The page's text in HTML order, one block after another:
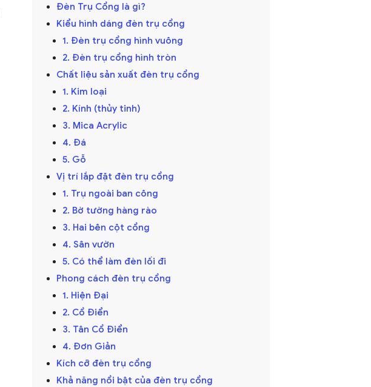
Đèn Trụ Cổng là gì?
Kiểu hình dáng đèn trụ cổng
1. Đèn trụ cổng hình vuông
2. Đèn trụ cổng hình tròn
Chất liệu sản xuất đèn trụ cổng
1. Kim loại
2. Kính (thủy tinh)
3. Mica Acrylic
4. Đá
5. Gỗ
Vị trí lắp đặt đèn trụ cổng
1. Trụ ngoài ban công
2. Bờ tường hàng rào
3. Hai bên cột cổng
4. Sân vườn
5. Có thể làm đèn lối đi
Phong cách đèn trụ cổng
1. Hiện Đại
2. Cổ Điển
3. Tân Cổ Điển
4. Đơn Giản
Kích cỡ đèn trụ cổng
Khả năng nổi bật của đèn trụ cổng